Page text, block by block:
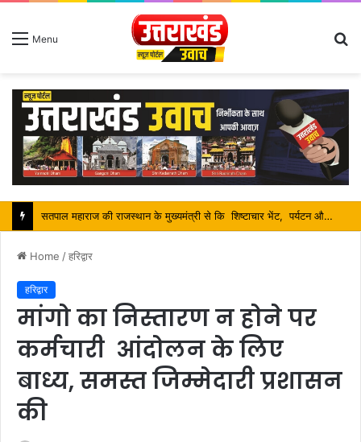
Menu
श्रावण मास में शिव भक्तों की निस्वार्थ सेवा करना ही सच्ची शिव आराधना है-महंत बिष्णु दास
Home /हरिद्वार
हरिद्वार
मांगो का निस्तारण न होने पर
कर्मचारी आंदोलन के लिए
बाध्य, समस्त जिम्मेदारी प्रशासन
की